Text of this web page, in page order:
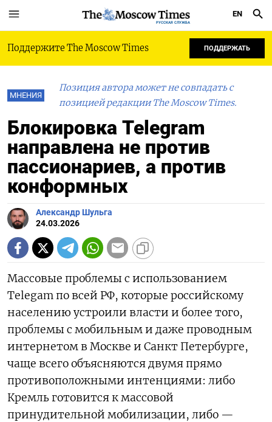
РУССКАЯ СЛУЖБА
EN
Поддержите The Moscow Times ПОДДЕРЖАТЬ
МНЕНИЯ
Позиция автора может не совпадать с
позицией редакции The Moscow Times.
Блокировка Telegram
направлена не против
пассионариев, а против
конформных
Александр Шульга
24.03.2026
Массовые проблемы с использованием
Telegam по всей РФ, которые российскому
населению устроили власти и более того,
проблемы с мобильным и даже проводным
интернетом в Москве и Санкт Петербурге,
чаще всего объясняются двумя прямо
противоположными интенциями: либо
Кремль готовится к массовой
принудительной мобилизации, либо —